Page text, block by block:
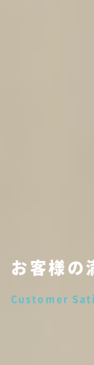
お客様の
新車のよ
Bringing you